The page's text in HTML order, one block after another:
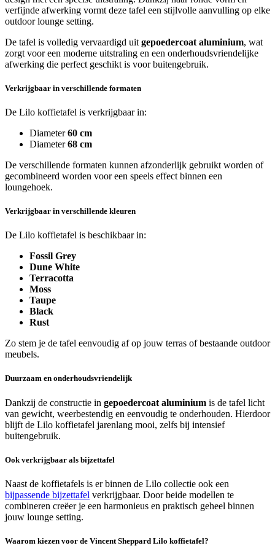
verfijnde afwerking vormt deze tafel een stijlvolle aanvulling op elke
outdoor lounge setting.
De tafel is volledig vervaardigd uit gepoedercoat aluminium, wat
zorgt voor een moderne uitstraling en een onderhoudsvriendelijke
afwerking die perfect geschikt is voor buitengebruik.
Verkrijgbaar in verschillende formaten
De Lilo koffietafel is verkrijgbaar in:
Diameter60 cm
Diameter68 cm
De verschillende formaten kunnen afzonderlijk gebruikt worden of
gecombineerd worden voor een speels effect binnen een
loungehoek.
Verkrijgbaar in verschillende kleuren
De Lilo koffietafel is beschikbaar in:
Fossil Grey
Dune White
Terracotta
Moss
Taupe
Black
Rust
Zo stem je de tafel eenvoudig af op jouw terras of bestaande outdoor
meubels.
Duurzaam en onderhoudsvriendelijk
Dankzij de constructie in gepoedercoat aluminium is de tafel licht
van gewicht, weerbestendig en eenvoudig te onderhouden. Hierdoor
blijft de Lilo koffietafel jarenlang mooi, zelfs bij intensief
buitengebruik.
Ook verkrijgbaar als bijzettafel
Naast de koffietafels is er binnen de Lilo collectie ook een
bijpassende bijzettafel verkrijgbaar. Door beide modellen te
combineren creëer je een harmonieus en praktisch geheel binnen
jouw lounge setting.
Waarom kiezen voor de Vincent Sheppard Lilo koffietafel?